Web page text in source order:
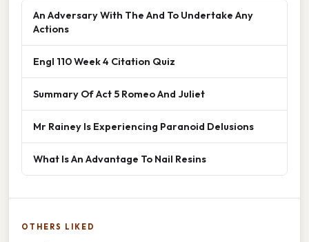
An Adversary With The And To Undertake Any
Actions
Engl 110 Week 4 Citation Quiz
Summary Of Act 5 Romeo And Juliet
Mr Rainey Is Experiencing Paranoid Delusions
What Is An Advantage To Nail Resins
OTHERS LIKED